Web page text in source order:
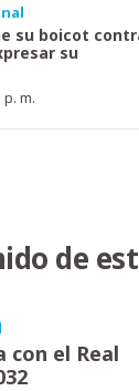
su boicot
su
m.
de
con el Real